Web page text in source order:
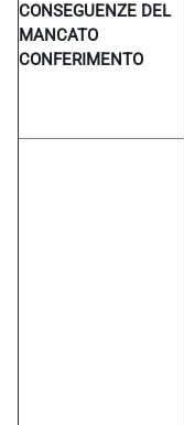
CONSEGUENZE DEL
MANCATO
CONFERIMENTO